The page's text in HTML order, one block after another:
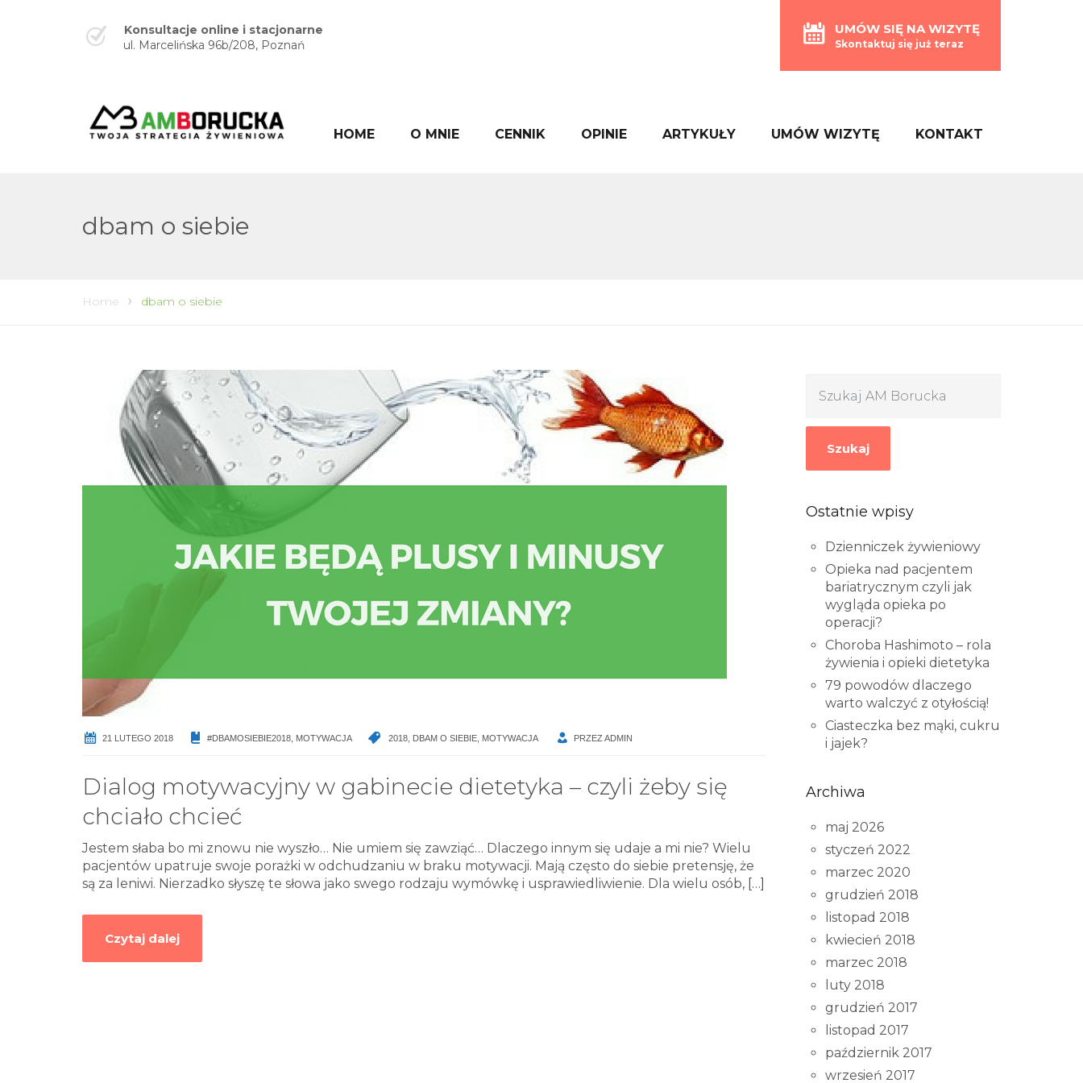
Konsultacje online i stacjonarne
ul. Marcelińska 96b/208, Poznań
UMÓW SIĘ NA WIZYTĘ
Skontaktuj się już teraz
HOME O MNIE CENNIK OPINIE ARTYKUŁY UMÓW WIZYTĘ KONTAKT
dbam o siebie
Home dbam o siebie
21 LUTEGO 2018 #DBAMOSIEBIE2018 MOTYWACJA 2018 DBAM O SIEBIE MOTYWACJA PRZEZ ADMIN
Dialog motywacyjny w gabinecie dietetyka – czyli żeby się
chciało chcieć
Jestem słaba bo mi znowu nie wyszło… Nie umiem się zawziąć… Dlaczego innym się udaje a mi nie? Wielu
pacjentów upatruje swoje porażki w odchudzaniu w braku motywacji. Mają często do siebie pretensję, że
są za leniwi. Nierzadko słyszę te słowa jako swego rodzaju wymówkę i usprawiedliwienie. Dla wielu osób, […]
Czytaj dalej
Szukaj
Ostatnie wpisy
Dzienniczek żywieniowy
Opieka nad pacjentem
bariatrycznym czyli jak
wygląda opieka po
operacji?
Choroba Hashimoto – rola
żywienia i opieki dietetyka
79 powodów dlaczego
warto walczyć z otyłością!
Ciasteczka bez mąki, cukru
i jajek?
Archiwa
maj 2026
styczeń 2022
marzec 2020
grudzień 2018
listopad 2018
kwiecień 2018
marzec 2018
luty 2018
grudzień 2017
listopad 2017
październik 2017
wrzesień 2017